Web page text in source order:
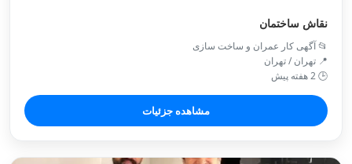
نقاش ساختمان
📂 آگهی کار عمران و ساخت سازی
📍 تهران / تهران
🕒 2 هفته پیش
مشاهده جزئیات